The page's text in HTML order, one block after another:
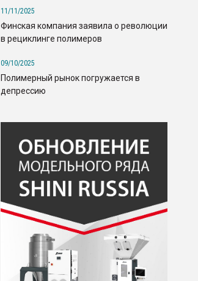
11/11/2025
Финская компания заявила о революции
в рециклинге полимеров
09/10/2025
Полимерный рынок погружается в
депрессию